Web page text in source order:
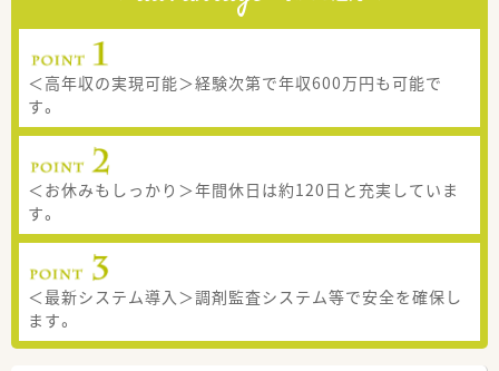
＜高年収の実現可能＞経験次第で年収600万円も可能で
す。
＜お休みもしっかり＞年間休日は約120日と充実していま
す。
＜最新システム導入＞調剤監査システム等で安全を確保し
ます。